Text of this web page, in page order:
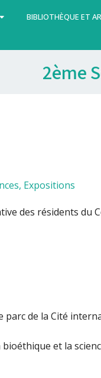
BIBLIOTHÈQUE ET
2ème
, Expositions
des résidents du
de la Cité
et la